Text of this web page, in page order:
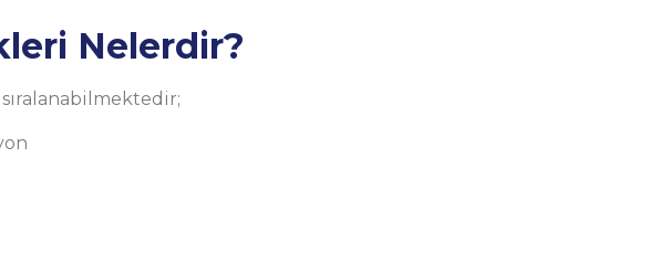
Nelerdir?